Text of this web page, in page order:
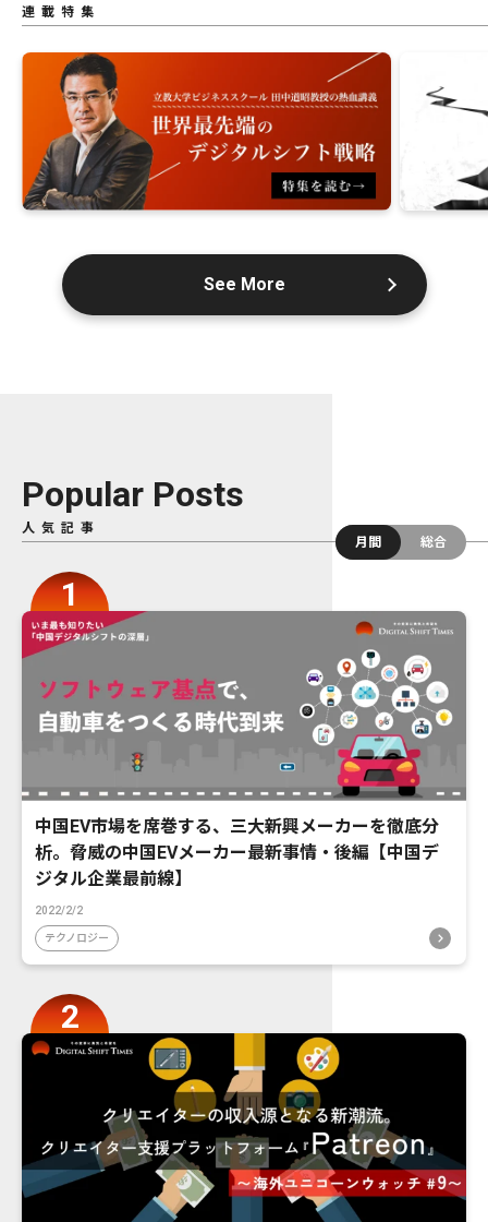
連載特集
See More
Popular Posts
人気記事
月間
総合
中国EV市場を席巻する、三大新興メーカーを徹底分
析。脅威の中国EVメーカー最新事情・後編【中国デ
ジタル企業最前線】
2022/2/2
テクノロジー